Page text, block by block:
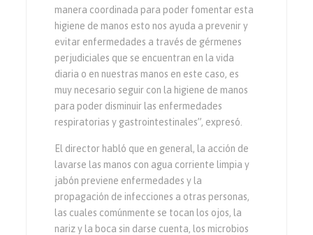
manera coordinada para poder fomentar esta
higiene de manos esto nos ayuda a prevenir y
evitar enfermedades a través de gérmenes
perjudiciales que se encuentran en la vida
diaria o en nuestras manos en este caso, es
muy necesario seguir con la higiene de manos
para poder disminuir las enfermedades
respiratorias y gastrointestinales”, expresó.
El director habló que en general, la acción de
lavarse las manos con agua corriente limpia y
jabón previene enfermedades y la
propagación de infecciones a otras personas,
las cuales comúnmente se tocan los ojos, la
nariz y la boca sin darse cuenta, los microbios